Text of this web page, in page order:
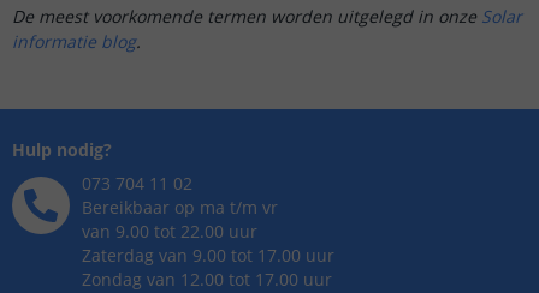
De meest voorkomende termen worden uitgelegd in onze Solar
informatie blog.
Hulp nodig?
073 704 11 02
Bereikbaar op ma t/m vr
van 9.00 tot 22.00 uur
Zaterdag van 9.00 tot 17.00 uur
Zondag van 12.00 tot 17.00 uur